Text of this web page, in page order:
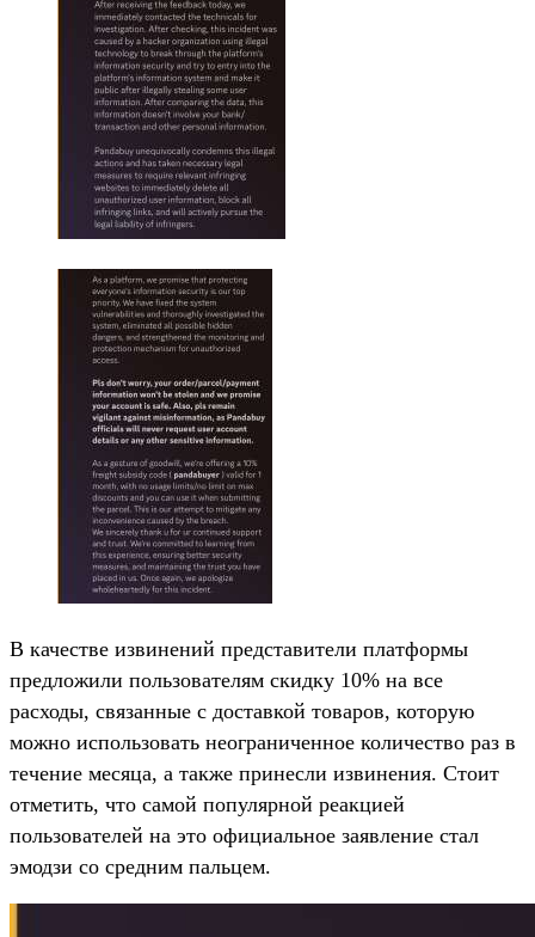
В качестве извинений представители платформы
предложили пользователям скидку 10% на все
расходы, связанные с доставкой товаров, которую
можно использовать неограниченное количество раз в
течение месяца, а также принесли извинения. Стоит
отметить, что самой популярной реакцией
пользователей на это официальное заявление стал
эмодзи со средним пальцем.